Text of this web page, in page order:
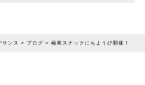
ンス > ブログ > 極寒スナックにちようび開催！